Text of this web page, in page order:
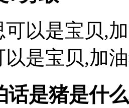
以是宝贝,
是宝贝,加
话是猪是什